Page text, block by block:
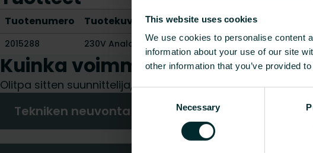
This website uses cookies
We use cookies to personalise content
information about your use of our site
other information that you’ve provided
Consent
Necessary
Tuotenumero Tuotekuvaus Korkeus [mm]
2015288 230V Analoginen Termostaatti - -
Kuinka voimme auttaa sinua?
Olitpa sitten suunnittelija, asentaja, arkkitehti,
Tekniken neuvonta